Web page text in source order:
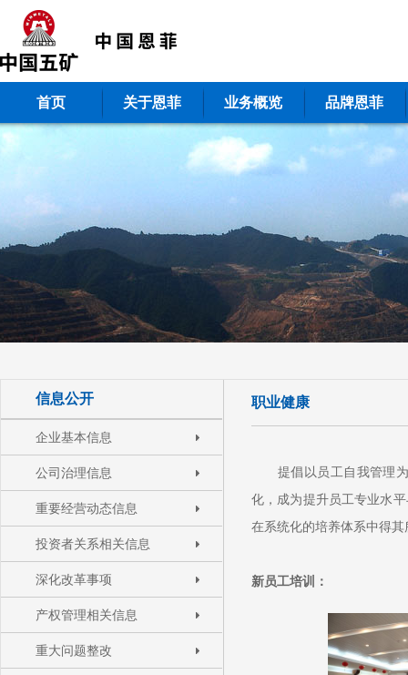
首页 关于恩菲 业务概览 品牌恩菲
信息公开
企业基本信息
公司治理信息
重要经营动态信息
投资者关系相关信息
深化改革事项
产权管理相关信息
重大问题整改
职业健康
提倡以员工自我管理为
化，成为提升员工专业水
在系统化的培养体系中得其
新员工培训：